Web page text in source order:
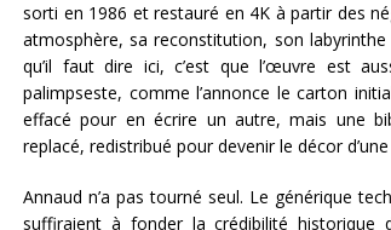
sorti en 1986 et restauré en 4K à partir des
atmosphère, sa reconstitution, son labyrinthe
qu’il faut dire ici, c’est que l’œuvre est
palimpseste, comme l’annonce le carton
effacé pour en écrire un autre, mais une
replacé, redistribué pour devenir le décor
Annaud n’a pas tourné seul. Le générique
suffiraient à fonder la crédibilité historique